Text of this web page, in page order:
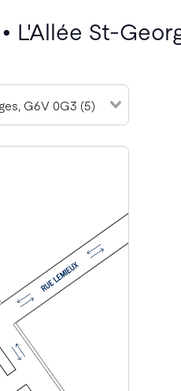
L'Allée St-
G6V 0G3 (5)